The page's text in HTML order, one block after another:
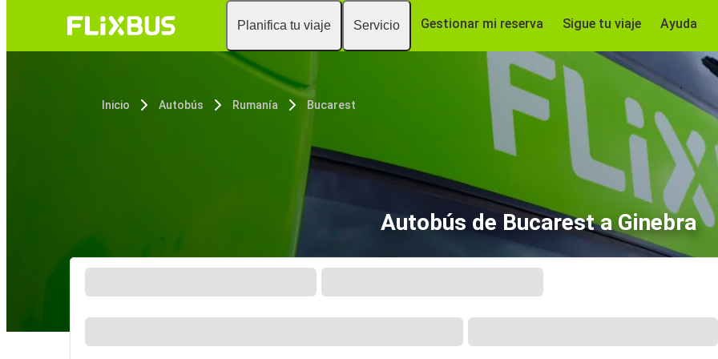
Planifica tu viaje Servicio Gestionar mi reserva Sigue tu viaje Ayuda
Inicio Autobús Rumanía Bucarest
Autobús de Bucarest a Ginebra